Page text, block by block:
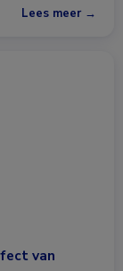
Lees meer →
van